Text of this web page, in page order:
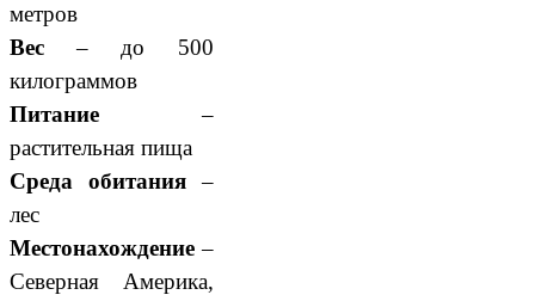
метров
Вес – до 500
килограммов
Питание –
растительная пища
Среда обитания–
лес
Местонахождение –
Северная Америка,